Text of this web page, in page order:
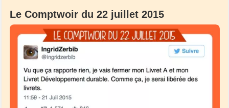
Le Comptwoir du 22 juillet 2015